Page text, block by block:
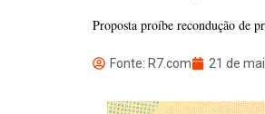
Proposta proíbe recondução de
Fonte: R7.com 21 de